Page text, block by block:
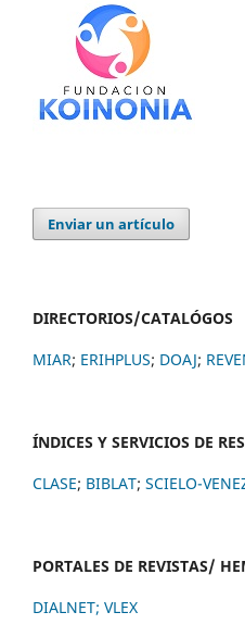
Enviar un artículo
DIRECTORIOS/CATALÓGOS
MIAR; ERIHPLUS; DOAJ;
ÍNDICES Y SERVICIOS DE
CLASE; BIBLAT; SCIELO-
PORTALES DE REVISTAS/
DIALNET; VLEX